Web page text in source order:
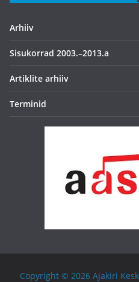
Arhiiv
Sisukorrad 2003.–2013.a
Artiklite arhiiv
Terminid
Copyright © 2026 Ajakiri